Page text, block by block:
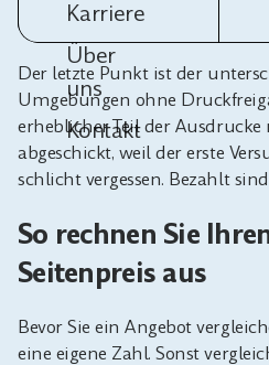
Karriere
Über
uns
Kontakt
Der letzte Punkt ist der
Umgebungen ohne
erheblicher Teil der
abgeschickt, weil der erste
schlicht vergessen. Bezahlt
So rechnen Sie
Seitenpreis aus
Bevor Sie ein Angebot
eine eigene Zahl. Sonst